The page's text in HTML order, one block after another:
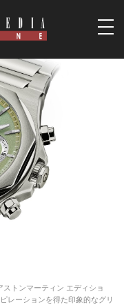
トンマーティン エディショ
レーションを得た印象的なグリ